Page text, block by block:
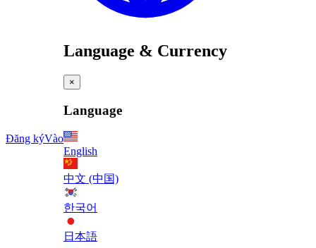
Đăng kýVào
Language & Currency
×
Language
English
中文 (中国)
한국어
日本語